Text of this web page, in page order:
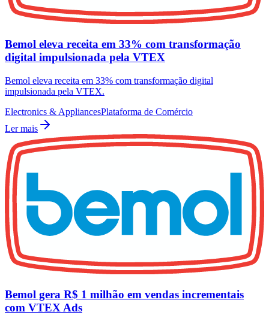
Bemol eleva receita em 33% com transformação
digital impulsionada pela VTEX
Bemol eleva receita em 33% com transformação digital
impulsionada pela VTEX.
Electronics & AppliancesPlataforma de Comércio
Ler mais
Bemol gera R$ 1 milhão em vendas incrementais
com VTEX Ads